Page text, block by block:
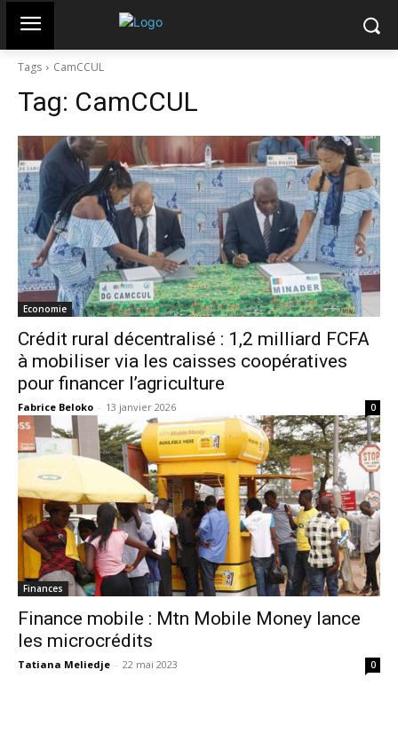
Tags CamCCUL
Tag: CamCCUL
Economie
Crédit rural décentralisé : 1,2 milliard FCFA
à mobiliser via les caisses coopératives
pour financer l’agriculture
Fabrice Beloko - 13 janvier 2026 0
Finances
Finance mobile : Mtn Mobile Money lance
les microcrédits
Tatiana Meliedje - 22 mai 2023 0